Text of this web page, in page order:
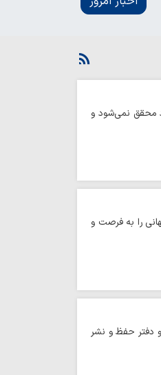
محقق نمی‌شود و
را به فرصت و
و دفتر حفظ و نشر